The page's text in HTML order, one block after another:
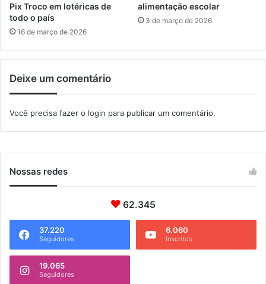
o
s
i
e
o
E
a
C
h
n
Pix Troco em lotéricas de
todo o país
16 de março de 2026
alimentação escolar
3 de março de 2026
Deixe um comentário
Você precisa fazer o login para publicar um comentário.
Nossas redes
62.345
37.220
Seguidores
6.060
Inscritos
19.065
Seguidores